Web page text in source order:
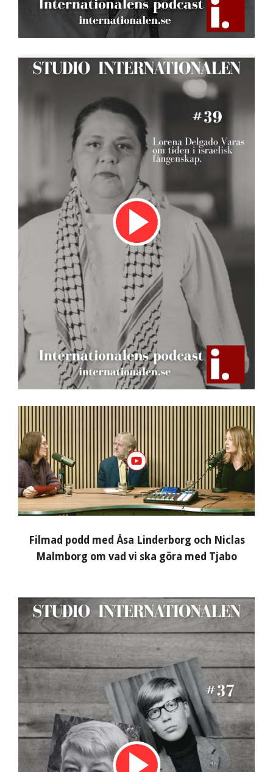
Filmad podd med Åsa Linderborg och Niclas
Malmborg om vad vi ska göra med Tjabo